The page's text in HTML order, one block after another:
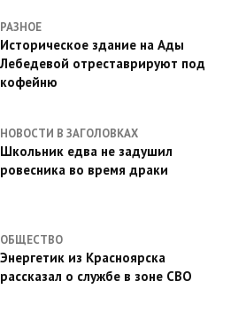
РАЗНОЕ
Историческое здание на Ады
Лебедевой отреставрируют под
кофейню
НОВОСТИ В ЗАГОЛОВКАХ
Школьник едва не задушил
ровесника во время драки
ОБЩЕСТВО
Энергетик из Красноярска
рассказал о службе в зоне СВО